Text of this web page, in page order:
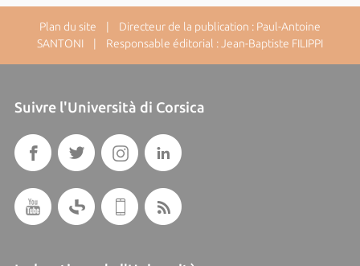
Plan du site | Directeur de la publication : Paul-Antoine
SANTONI | Responsable éditorial : Jean-Baptiste FILIPPI
Suivre l'Università di Corsica